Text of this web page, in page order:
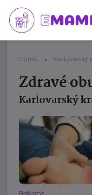
Domů Karlovarský
Zdravé
Karlovarský
Reklama